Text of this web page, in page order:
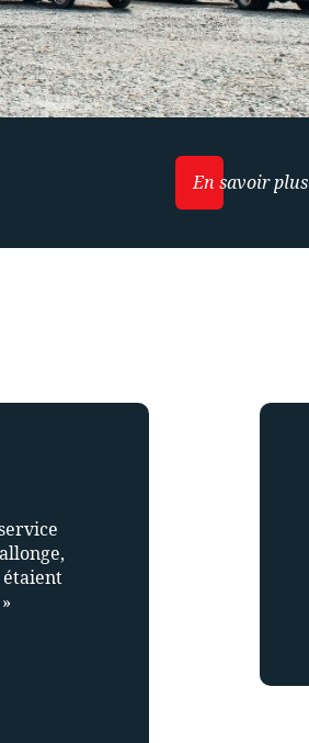
En savoir plus